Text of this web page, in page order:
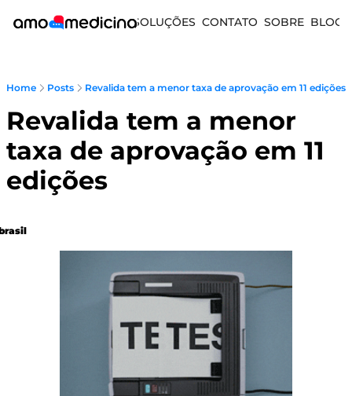
SOLUÇÕES CONTATO SOBRE BLOG
Home Posts Revalida tem a menor taxa de aprovação em 11 edições
Revalida tem a menor
taxa de aprovação em 11
edições